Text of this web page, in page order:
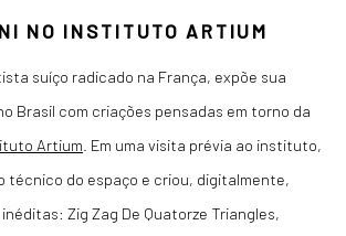
NO INSTITUTO ARTIUM
suíço radicado na França, expõe sua
Brasil com criações pensadas em torno da
Artium . Em uma visita prévia ao instituto,
técnico do espaço e criou, digitalmente,
Zig Zag De Quatorze Triangles,